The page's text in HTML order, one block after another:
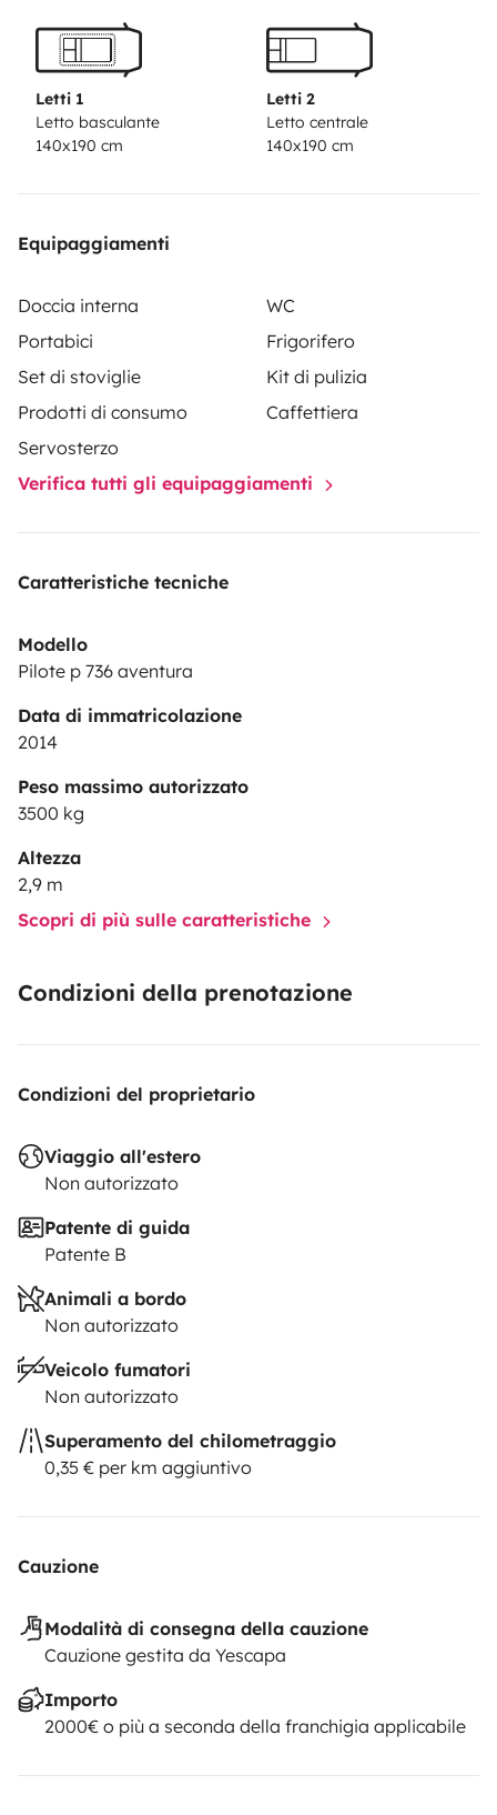
Letti 1
Letto basculante
140x190 cm
Letti 2
Letto centrale
140x190 cm
Equipaggiamenti
Doccia interna
WC
Portabici
Frigorifero
Set di stoviglie
Kit di pulizia
Prodotti di consumo
Caffettiera
Servosterzo
Verifica tutti gli equipaggiamenti
Caratteristiche tecniche
Modello
Pilote p 736 aventura
Data di immatricolazione
2014
Peso massimo autorizzato
3500 kg
Altezza
2,9 m
Scopri di più sulle caratteristiche
Condizioni della prenotazione
Condizioni del proprietario
Viaggio all'estero
Non autorizzato
Patente di guida
Patente B
Animali a bordo
Non autorizzato
Veicolo fumatori
Non autorizzato
Superamento del chilometraggio
0,35 € per km aggiuntivo
Cauzione
Modalità di consegna della cauzione
Cauzione gestita da Yescapa
Importo
2000€ o più a seconda della franchigia applicabile